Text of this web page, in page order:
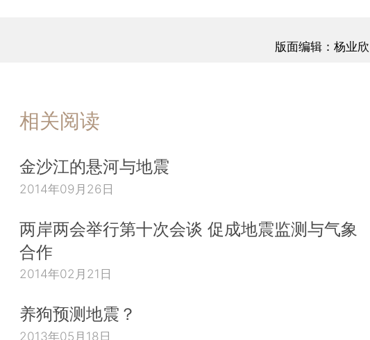
版面编辑：杨业欣
相关阅读
金沙江的悬河与地震
2014年09月26日
两岸两会举行第十次会谈 促成地震监测与气象
合作
2014年02月21日
养狗预测地震？
2013年05月18日